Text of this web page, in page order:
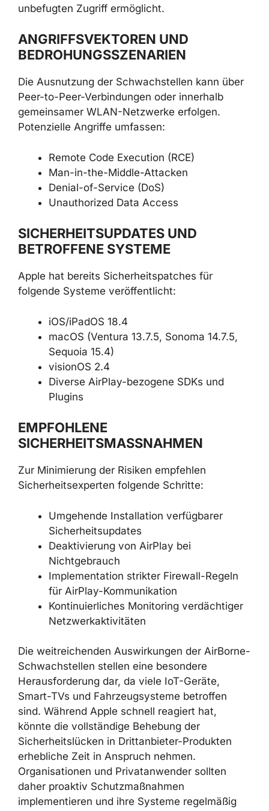
unbefugten Zugriff ermöglicht.
ANGRIFFSVEKTOREN UND
BEDROHUNGSSZENARIEN
Die Ausnutzung der Schwachstellen kann über
Peer-to-Peer-Verbindungen oder innerhalb
gemeinsamer WLAN-Netzwerke erfolgen.
Potenzielle Angriffe umfassen:
Remote Code Execution (RCE)
Man-in-the-Middle-Attacken
Denial-of-Service (DoS)
Unauthorized Data Access
SICHERHEITSUPDATES UND
BETROFFENE SYSTEME
Apple hat bereits Sicherheitspatches für
folgende Systeme veröffentlicht:
iOS/iPadOS 18.4
macOS (Ventura 13.7.5, Sonoma 14.7.5,
Sequoia 15.4)
visionOS 2.4
Diverse AirPlay-bezogene SDKs und
Plugins
EMPFOHLENE
SICHERHEITSMASSNAHMEN
Zur Minimierung der Risiken empfehlen
Sicherheitsexperten folgende Schritte:
Umgehende Installation verfügbarer
Sicherheitsupdates
Deaktivierung von AirPlay bei
Nichtgebrauch
Implementation strikter Firewall-Regeln
für AirPlay-Kommunikation
Kontinuierliches Monitoring verdächtiger
Netzwerkaktivitäten
Die weitreichenden Auswirkungen der AirBorne-
Schwachstellen stellen eine besondere
Herausforderung dar, da viele IoT-Geräte,
Smart-TVs und Fahrzeugsysteme betroffen
sind. Während Apple schnell reagiert hat,
könnte die vollständige Behebung der
Sicherheitslücken in Drittanbieter-Produkten
erhebliche Zeit in Anspruch nehmen.
Organisationen und Privatanwender sollten
daher proaktiv Schutzmaßnahmen
implementieren und ihre Systeme regelmäßig